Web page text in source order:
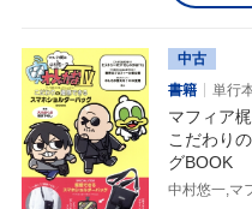
中古
書籍
単行
マフィア
こだわり
グBOOK
中村悠一,マ